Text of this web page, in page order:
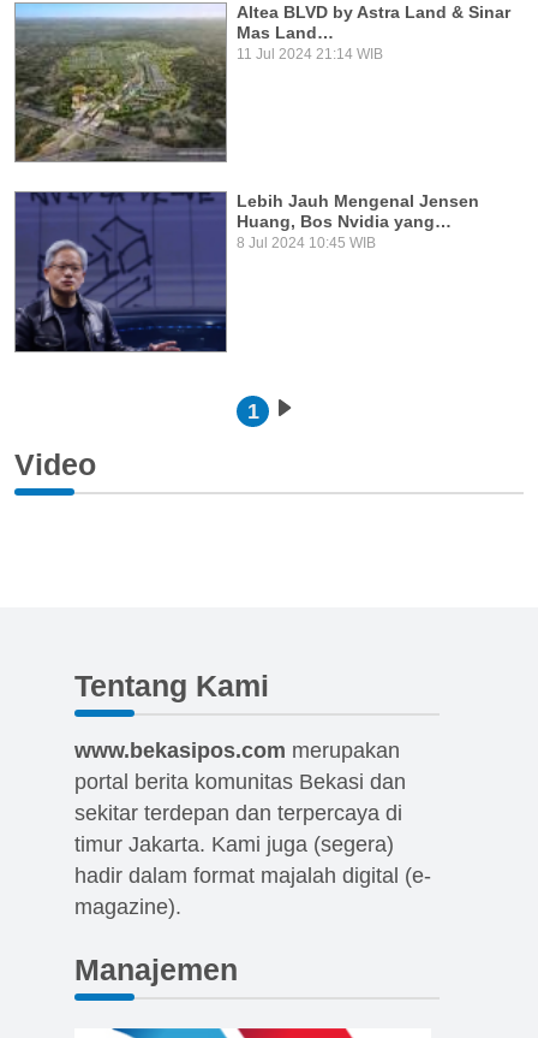
Altea BLVD by Astra Land & Sinar
Mas Land…
11 Jul 2024 21:14 WIB
Lebih Jauh Mengenal Jensen
Huang, Bos Nvidia yang…
8 Jul 2024 10:45 WIB
1 Next page
Video
Tentang Kami
www.bekasipos.com merupakan
portal berita komunitas Bekasi dan
sekitar terdepan dan terpercaya di
timur Jakarta. Kami juga (segera)
hadir dalam format majalah digital (e-
magazine).
Manajemen